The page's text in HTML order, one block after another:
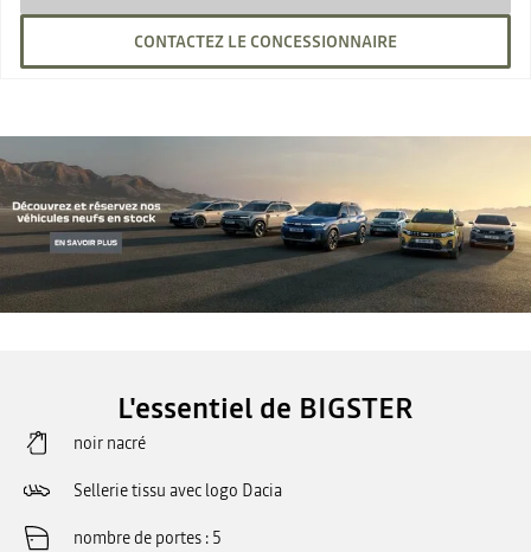
CONTACTEZ LE CONCESSIONNAIRE
L'essentiel de BIGSTER
noir nacré
Sellerie tissu avec logo Dacia
nombre de portes 5